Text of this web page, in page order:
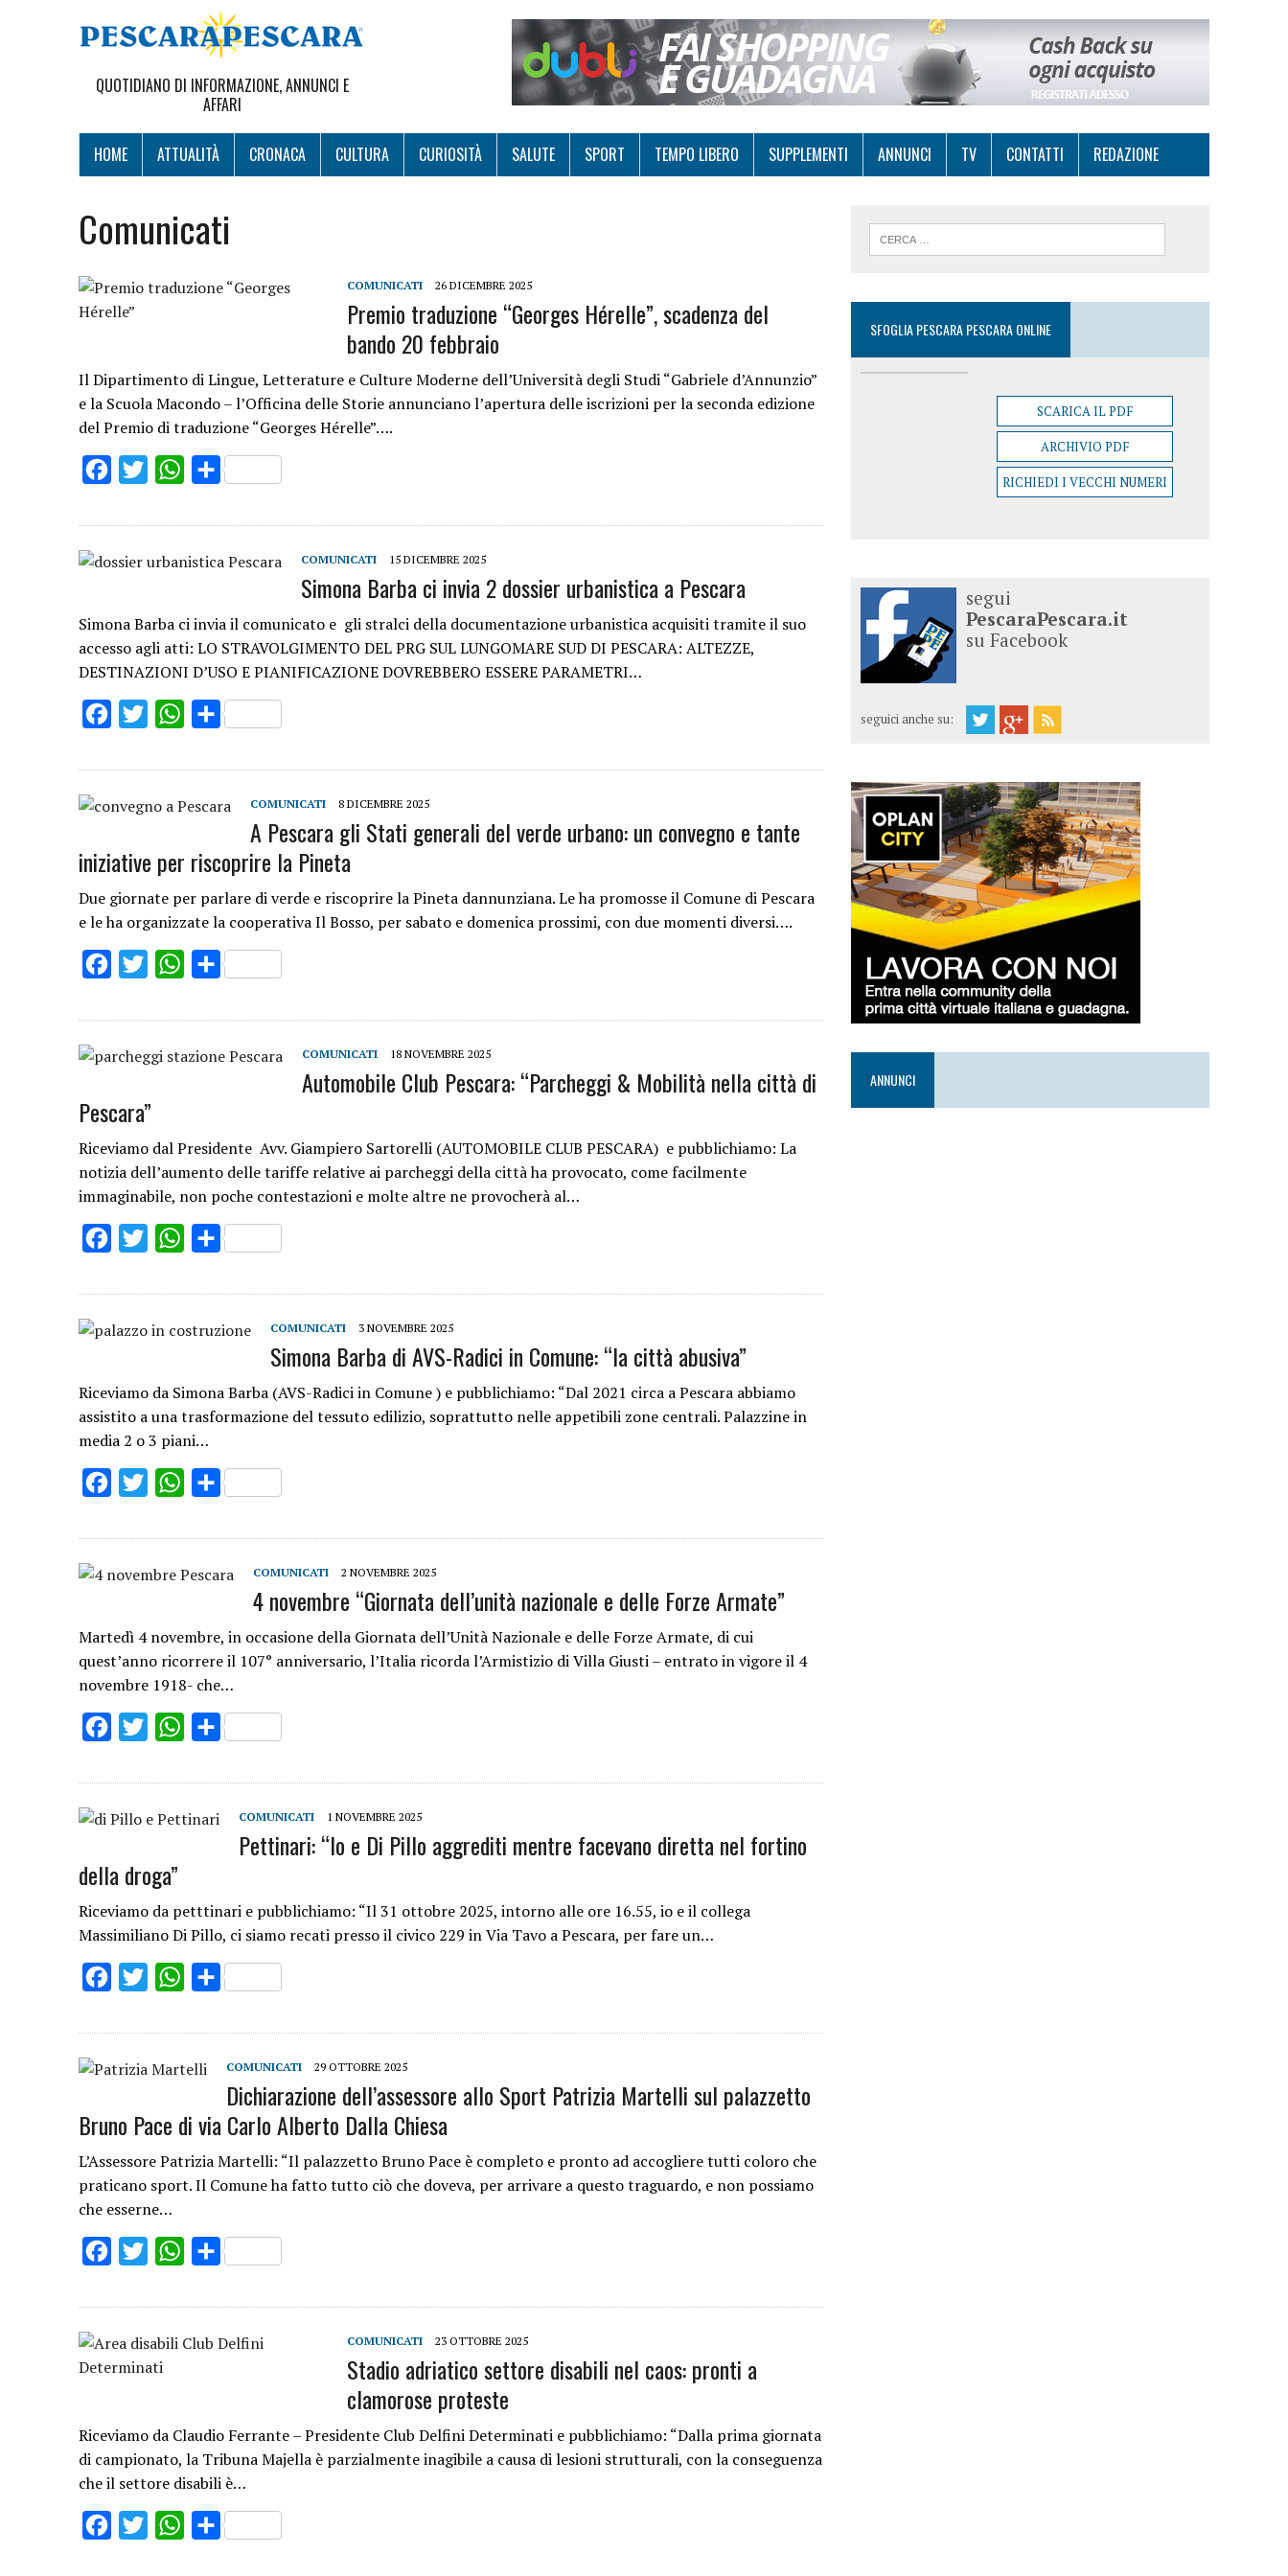
QUOTIDIANO DI INFORMAZIONE, ANNUNCI E
AFFARI
HOME ATTUALITÀ CRONACA CULTURA CURIOSITÀ SALUTE SPORT TEMPO LIBERO SUPPLEMENTI ANNUNCI TV CONTATTI REDAZIONE
Comunicati
COMUNICATI 26 DICEMBRE 2025
Premio traduzione “Georges Hérelle”, scadenza del
bando 20 febbraio
Il Dipartimento di Lingue, Letterature e Culture Moderne dell’Università degli Studi “Gabriele d’Annunzio”
e la Scuola Macondo – l’Officina delle Storie annunciano l’apertura delle iscrizioni per la seconda edizione
del Premio di traduzione “Georges Hérelle”….
FacebookTwitterWhatsApp
Share
COMUNICATI 15 DICEMBRE 2025
Simona Barba ci invia 2 dossier urbanistica a Pescara
Simona Barba ci invia il comunicato e gli stralci della documentazione urbanistica acquisiti tramite il suo
accesso agli atti: LO STRAVOLGIMENTO DEL PRG SUL LUNGOMARE SUD DI PESCARA: ALTEZZE,
DESTINAZIONI D’USO E PIANIFICAZIONE DOVREBBERO ESSERE PARAMETRI…
FacebookTwitterWhatsApp
Share
COMUNICATI 8 DICEMBRE 2025
A Pescara gli Stati generali del verde urbano: un convegno e tante
iniziative per riscoprire la Pineta
Due giornate per parlare di verde e riscoprire la Pineta dannunziana. Le ha promosse il Comune di Pescara
e le ha organizzate la cooperativa Il Bosso, per sabato e domenica prossimi, con due momenti diversi….
FacebookTwitterWhatsApp
Share
COMUNICATI 18 NOVEMBRE 2025
Automobile Club Pescara: “Parcheggi & Mobilità nella città di
Pescara”
Riceviamo dal Presidente Avv. Giampiero Sartorelli (AUTOMOBILE CLUB PESCARA) e pubblichiamo: La
notizia dell’aumento delle tariffe relative ai parcheggi della città ha provocato, come facilmente
immaginabile, non poche contestazioni e molte altre ne provocherà al…
FacebookTwitterWhatsApp
Share
COMUNICATI 3 NOVEMBRE 2025
Simona Barba di AVS-Radici in Comune: “la città abusiva”
Riceviamo da Simona Barba (AVS-Radici in Comune ) e pubblichiamo: “Dal 2021 circa a Pescara abbiamo
assistito a una trasformazione del tessuto edilizio, soprattutto nelle appetibili zone centrali. Palazzine in
media 2 o 3 piani…
FacebookTwitterWhatsApp
Share
COMUNICATI 2 NOVEMBRE 2025
4 novembre “Giornata dell’unità nazionale e delle Forze Armate”
Martedì 4 novembre, in occasione della Giornata dell’Unità Nazionale e delle Forze Armate, di cui
quest’anno ricorrere il 107° anniversario, l’Italia ricorda l’Armistizio di Villa Giusti – entrato in vigore il 4
novembre 1918- che…
FacebookTwitterWhatsApp
Share
COMUNICATI 1 NOVEMBRE 2025
Pettinari: “Io e Di Pillo aggrediti mentre facevano diretta nel fortino
della droga”
Riceviamo da petttinari e pubblichiamo: “Il 31 ottobre 2025, intorno alle ore 16.55, io e il collega
Massimiliano Di Pillo, ci siamo recati presso il civico 229 in Via Tavo a Pescara, per fare un…
FacebookTwitterWhatsApp
Share
COMUNICATI 29 OTTOBRE 2025
Dichiarazione dell’assessore allo Sport Patrizia Martelli sul palazzetto
Bruno Pace di via Carlo Alberto Dalla Chiesa
L’Assessore Patrizia Martelli: “Il palazzetto Bruno Pace è completo e pronto ad accogliere tutti coloro che
praticano sport. Il Comune ha fatto tutto ciò che doveva, per arrivare a questo traguardo, e non possiamo
che esserne…
FacebookTwitterWhatsApp
Share
COMUNICATI 23 OTTOBRE 2025
Stadio adriatico settore disabili nel caos: pronti a
clamorose proteste
Riceviamo da Claudio Ferrante – Presidente Club Delfini Determinati e pubblichiamo: “Dalla prima giornata
di campionato, la Tribuna Majella è parzialmente inagibile a causa di lesioni strutturali, con la conseguenza
che il settore disabili è…
FacebookTwitterWhatsApp
Share
SFOGLIA PESCARA PESCARA ONLINE
SCARICA IL PDF
ARCHIVIO PDF
RICHIEDI I VECCHI NUMERI
segui
PescaraPescara.it
su Facebook
seguici anche su:
ANNUNCI